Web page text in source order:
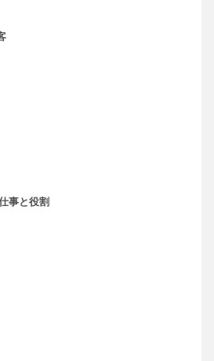
事と役割